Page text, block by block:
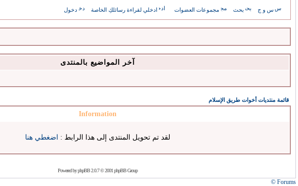
س و ج بحث مجموعات العضوات ادخلي لقراءة رسائلكِ الخاصة دخول
آخر المواضيع بالمنتدى
قائمة منتديات أخوات طريق الإسلام
Information
لقد تم تحويل المنتدى إلى هذا الرابط : اضغطي هنا
Powered byphpBB2.0.7 © 2001 phpBB Group
Forums ©